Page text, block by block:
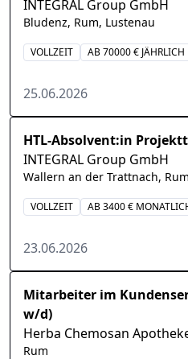
INTEGRAL Group GmbH
Bludenz, Rum, Lustenau
VOLLZEIT AB 70000 € JÄHRLICH
25.06.2026
HTL-Absolvent:in
INTEGRAL Group GmbH
Wallern an der Trattnach, Rum
VOLLZEIT AB 3400 €
23.06.2026
Mitarbeiter im
w/d)
Herba Chemosan
Rum